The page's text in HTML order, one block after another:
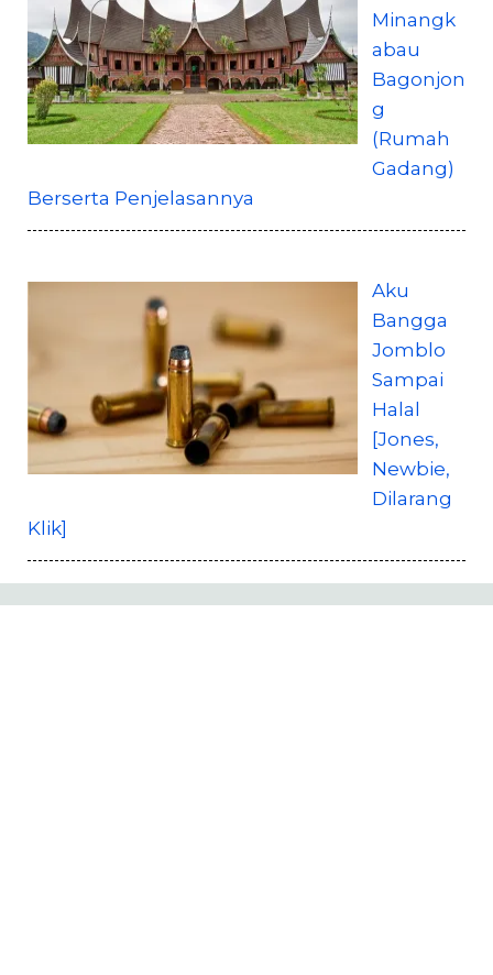
Minangk
abau
Bagonjon
g
(Rumah
Gadang)
Berserta Penjelasannya
Aku
Bangga
Jomblo
Sampai
Halal
[Jones,
Newbie,
Dilarang
Klik]